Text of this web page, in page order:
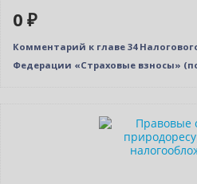
0 ₽
Комментарий к главе 34
Федерации «Страховые взносы»